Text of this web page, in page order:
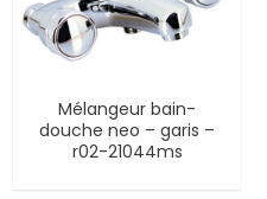
Mélangeur bain-
douche neo – garis –
r02-21044ms